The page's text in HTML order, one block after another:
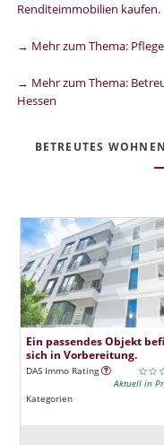
Renditeimmobilien kaufen.
→ Mehr zum Thema:
→ Mehr zum Thema:
Hessen
BETREUTES
Ein passendes Objekt
sich in Vorbereitung.
DAS Immo Rating
Aktuell in
Kategorien